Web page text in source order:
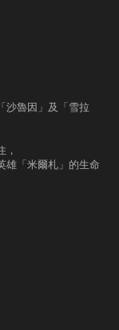
沙魯因」及「雪拉
，
雄「米爾札」的生命